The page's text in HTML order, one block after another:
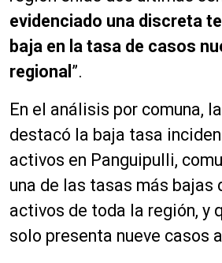
evidenciado una discreta
baja en la tasa de casos
regional ”.
En el análisis por comuna, la
destacó la baja tasa
activos en Panguipulli,
una de las tasas más bajas
activos de toda la región, y
solo presenta nueve casos